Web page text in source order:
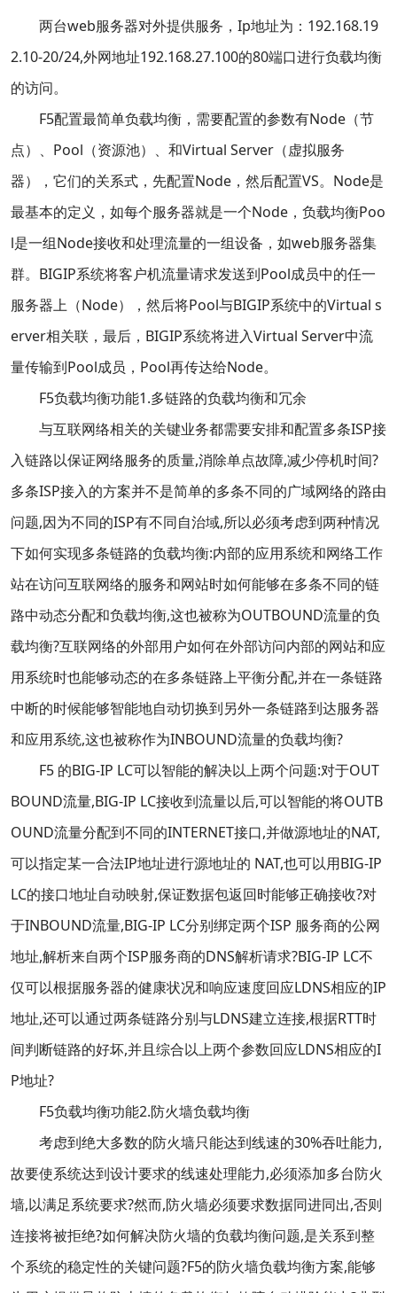
两台web服务器对外提供服务，Ip地址为：192.168.19
2.10-20/24,外网地址192.168.27.100的80端口进行负载均衡
的访问。
F5配置最简单负载均衡，需要配置的参数有Node（节
点）、Pool（资源池）、和Virtual Server（虚拟服务
器），它们的关系式，先配置Node，然后配置VS。Node是
最基本的定义，如每个服务器就是一个Node，负载均衡Poo
l是一组Node接收和处理流量的一组设备，如web服务器集
群。BIGIP系统将客户机流量请求发送到Pool成员中的任一
服务器上（Node），然后将Pool与BIGIP系统中的Virtual s
erver相关联，最后，BIGIP系统将进入Virtual Server中流
量传输到Pool成员，Pool再传达给Node。
F5负载均衡功能1.多链路的负载均衡和冗余
与互联网络相关的关键业务都需要安排和配置多条ISP接
入链路以保证网络服务的质量,消除单点故障,减少停机时间?
多条ISP接入的方案并不是简单的多条不同的广域网络的路由
问题,因为不同的ISP有不同自治域,所以必须考虑到两种情况
下如何实现多条链路的负载均衡:内部的应用系统和网络工作
站在访问互联网络的服务和网站时如何能够在多条不同的链
路中动态分配和负载均衡,这也被称为OUTBOUND流量的负
载均衡?互联网络的外部用户如何在外部访问内部的网站和应
用系统时也能够动态的在多条链路上平衡分配,并在一条链路
中断的时候能够智能地自动切换到另外一条链路到达服务器
和应用系统,这也被称作为INBOUND流量的负载均衡?
F5 的BIG-IP LC可以智能的解决以上两个问题:对于OUT
BOUND流量,BIG-IP LC接收到流量以后,可以智能的将OUTB
OUND流量分配到不同的INTERNET接口,并做源地址的NAT,
可以指定某一合法IP地址进行源地址的 NAT,也可以用BIG-IP
LC的接口地址自动映射,保证数据包返回时能够正确接收?对
于INBOUND流量,BIG-IP LC分别绑定两个ISP 服务商的公网
地址,解析来自两个ISP服务商的DNS解析请求?BIG-IP LC不
仅可以根据服务器的健康状况和响应速度回应LDNS相应的IP
地址,还可以通过两条链路分别与LDNS建立连接,根据RTT时
间判断链路的好坏,并且综合以上两个参数回应LDNS相应的I
P地址?
F5负载均衡功能2.防火墙负载均衡
考虑到绝大多数的防火墙只能达到线速的30%吞吐能力,
故要使系统达到设计要求的线速处理能力,必须添加多台防火
墙,以满足系统要求?然而,防火墙必须要求数据同进同出,否则
连接将被拒绝?如何解决防火墙的负载均衡问题,是关系到整
个系统的稳定性的关键问题?F5的防火墙负载均衡方案,能够